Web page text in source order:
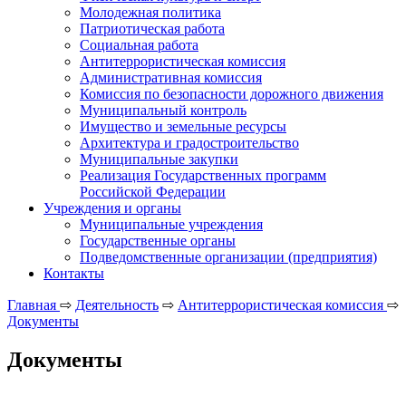
Молодежная политика
Патриотическая работа
Социальная работа
Антитеррористическая комиссия
Административная комиссия
Комиссия по безопасности дорожного движения
Муниципальный контроль
Имущество и земельные ресурсы
Архитектура и градостроительство
Муниципальные закупки
Реализация Государственных программ
Российской Федерации
Учреждения и органы
Муниципальные учреждения
Государственные органы
Подведомственные организации (предприятия)
Контакты
Главная ⇨ Деятельность ⇨ Антитеррористическая комиссия ⇨
Документы
Документы